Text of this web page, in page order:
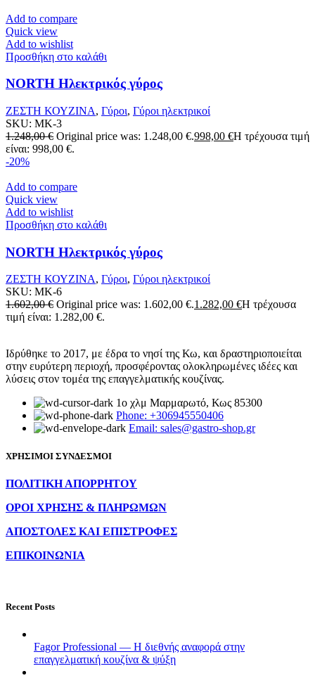
Add to compare
Quick view
Add to wishlist
Προσθήκη στο καλάθι
NORTH Ηλεκτρικός γύρος
ΖΕΣΤΗ ΚΟΥΖΙΝΑ, Γύροι, Γύροι ηλεκτρικοί
SKU: MK-3
1.248,00€ Original price was: 1.248,00 €.998,00 €Η τρέχουσα τιμή
είναι: 998,00 €.
-20%
Add to compare
Quick view
Add to wishlist
Προσθήκη στο καλάθι
NORTH Ηλεκτρικός γύρος
ΖΕΣΤΗ ΚΟΥΖΙΝΑ, Γύροι, Γύροι ηλεκτρικοί
SKU: MK-6
1.602,00€ Original price was: 1.602,00 €.1.282,00 €Η τρέχουσα
τιμή είναι: 1.282,00 €.
Ιδρύθηκε το 2017, με έδρα το νησί της Κω, και δραστηριοποιείται
στην ευρύτερη περιοχή, προσφέροντας ολοκληρωμένες ιδέες και
λύσεις στον τομέα της επαγγελματικής κουζίνας.
1ο χλμ Μαρμαρωτό, Κως 85300
Phone: +306945550406
Email: sales@gastro-shop.gr
ΧΡΗΣΙΜΟΙ ΣΥΝΔΕΣΜΟΙ
ΠΟΛΙΤΙΚΗ ΑΠΟΡΡΗΤΟΥ
ΟΡΟΙ ΧΡΗΣΗΣ & ΠΛΗΡΩΜΩΝ
ΑΠΟΣΤΟΛΕΣ ΚΑΙ ΕΠΙΣΤΡΟΦΕΣ
ΕΠΙΚΟΙΝΩΝΙΑ
Recent Posts
Fagor Professional — Η διεθνής αναφορά στην
επαγγελματική κουζίνα & ψύξη